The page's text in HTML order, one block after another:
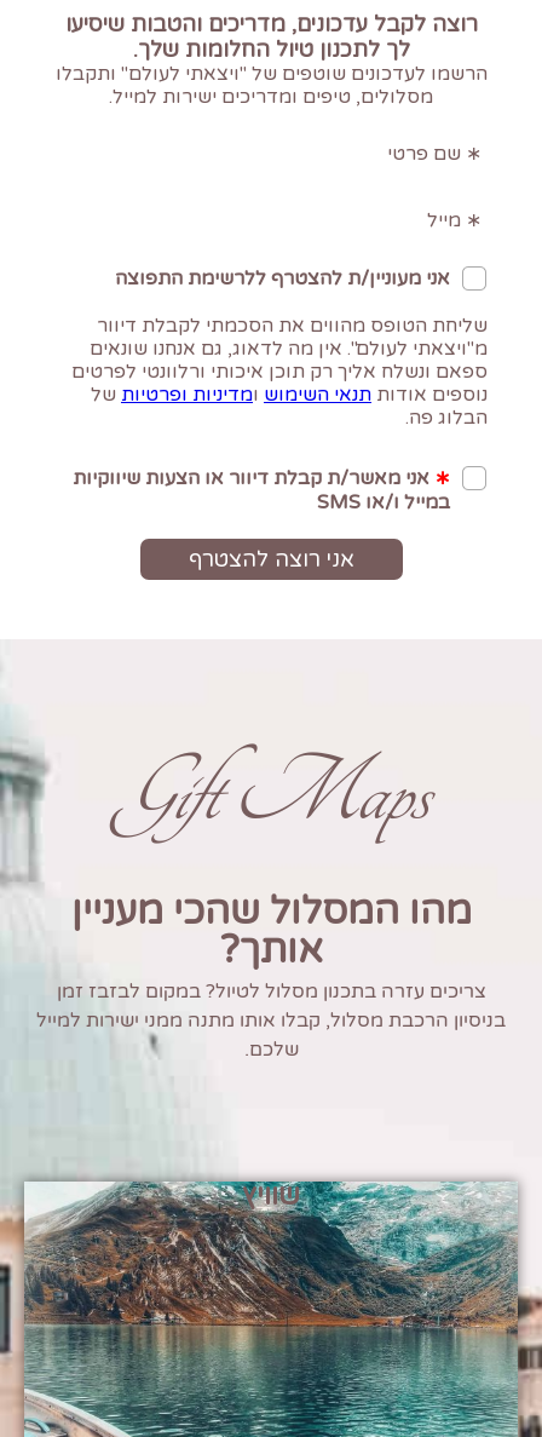
Gift Maps
מהו המסלול שהכי מעניין
אותך?
צריכים עזרה בתכנון מסלול לטיול? במקום לבזבז זמן
בניסיון הרכבת מסלול, קבלו אותו מתנה ממני ישירות למייל
שלכם.
שוויץ